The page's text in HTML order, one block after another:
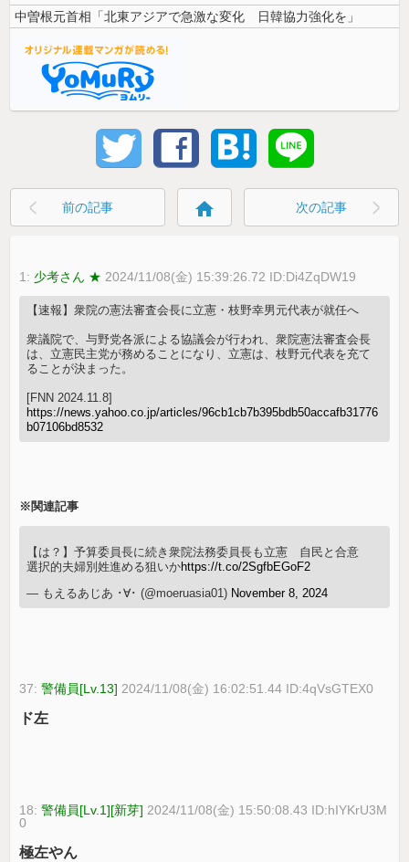
中曽根元首相「北東アジアで急激な変化 日韓協力強化を」
前の記事 home 次の記事
1: 少考さん ★ 2024/11/08(金) 15:39:26.72 ID:Di4ZqDW19
【速報】衆院の憲法審査会長に立憲・枝野幸男元代表が就任へ
衆議院で、与野党各派による協議会が行われ、衆院憲法審査会長
は、立憲民主党が務めることになり、立憲は、枝野元代表を充て
ることが決まった。
[FNN 2024.11.8]
https://news.yahoo.co.jp/articles/96cb1cb7b395bdb50accafb31776
b07106bd8532
※関連記事
【は？】予算委員長に続き衆院法務委員長も立憲 自民と合意
選択的夫婦別姓進める狙いかhttps://t.co/2SgfbEGoF2
— もえるあじあ ･∀･ (@moeruasia01) November 8, 2024
37:警備員[Lv.13] 2024/11/08(金) 16:02:51.44 ID:4qVsGTEX0
ド左
18:警備員[Lv.1][新芽] 2024/11/08(金) 15:50:08.43 ID:hIYKrU3M
0
極左やん